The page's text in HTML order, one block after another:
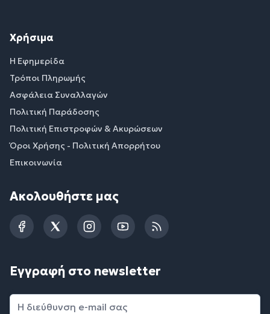
Χρήσιμα
Η Εφημερίδα
Τρόποι Πληρωμής
Ασφάλεια Συναλλαγών
Πολιτική Παράδοσης
Πολιτική Επιστροφών & Ακυρώσεων
Όροι Χρήσης - Πολιτική Απορρήτου
Επικοινωνία
Ακολουθήστε μας
FacebookTwitterInstagramYouTubeRSS
Εγγραφή στο newsletter